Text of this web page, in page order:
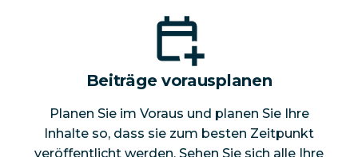
Beiträge vorausplanen
Planen Sie im Voraus und planen Sie Ihre
Inhalte so, dass sie zum besten Zeitpunkt
veröffentlicht werden. Sehen Sie sich alle Ihre